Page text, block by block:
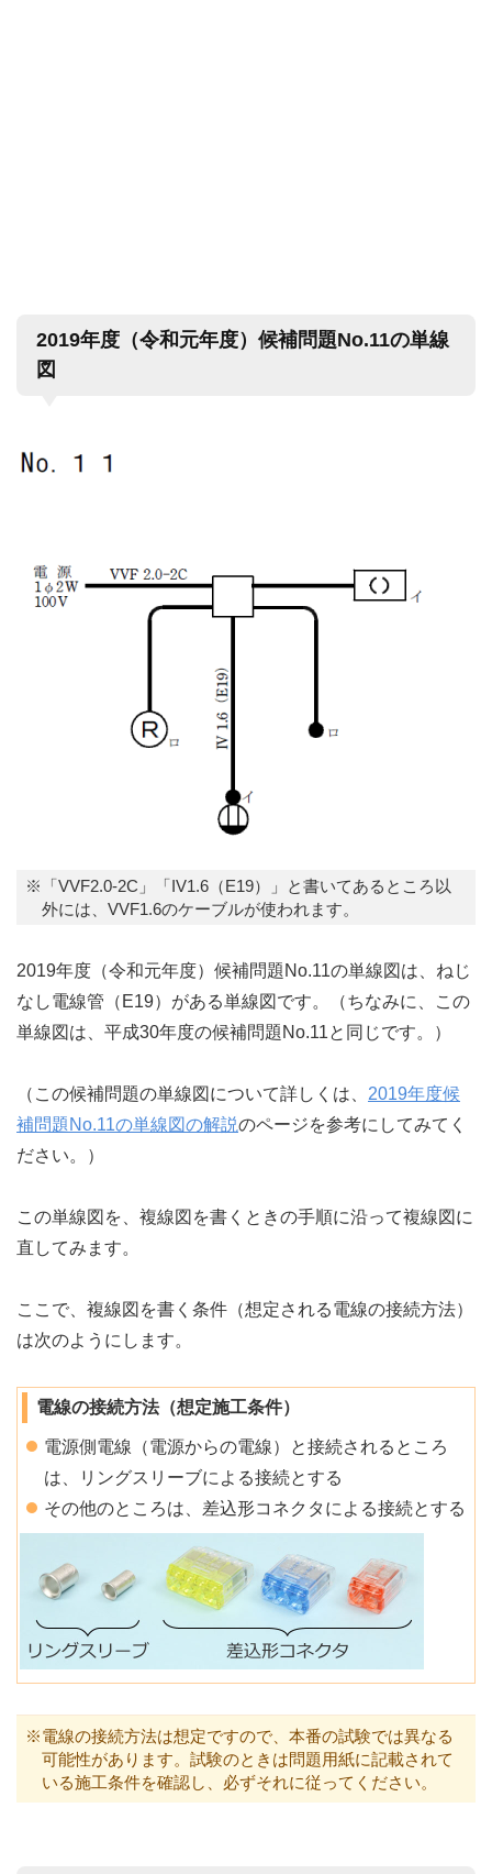
2019年度（令和元年度）候補問題No.11の単線
図
※「VVF2.0-2C」「IV1.6（E19）」と書いてあるところ以
外には、VVF1.6のケーブルが使われます。
2019年度（令和元年度）候補問題No.11の単線図は、ねじ
なし電線管（E19）がある単線図です。（ちなみに、この
単線図は、平成30年度の候補問題No.11と同じです。）
（この候補問題の単線図について詳しくは、 2019年度候
補問題No.11の単線図の解説のページを参考にしてみてく
ださい。）
この単線図を、複線図を書くときの手順に沿って複線図に
直してみます。
ここで、複線図を書く条件（想定される電線の接続方法）
は次のようにします。
電線の接続方法（想定施工条件）
電源側電線（電源からの電線）と接続されるところ
は、リングスリーブによる接続とする
その他のところは、差込形コネクタによる接続とする
※電線の接続方法は想定ですので、本番の試験では異なる
可能性があります。試験のときは問題用紙に記載されて
いる施工条件を確認し、必ずそれに従ってください。